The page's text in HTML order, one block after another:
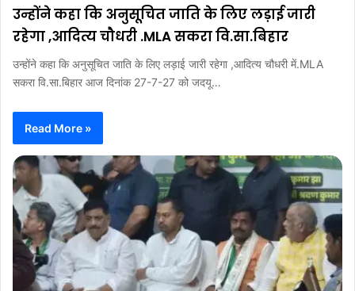
उन्होंने कहा कि अनुसूचित जाति के लिए लड़ाई जारी
रहेगा ,आदित्य चौधरी .MLA सकरा वि.सा.बिहार
उन्होंने कहा कि अनुसूचित जाति के लिए लड़ाई जारी रहेगा ,आदित्य चौधरी में.MLA
सकरा वि.सा.बिहार आज दिनांक 27-7-27 को जदयू…
Read More »